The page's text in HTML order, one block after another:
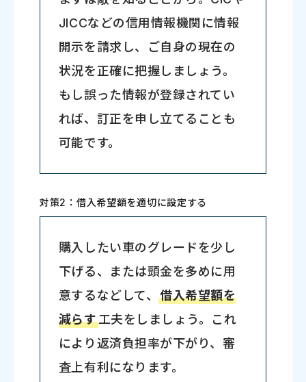
JICCなどの信用情報機関に情報
開示を請求し、ご自身の現在の
状況を正確に把握しましょう。
もし誤った情報が登録されてい
れば、訂正を申し立てることも
可能です。
対策2：借入希望額を適切に設定する
購入したい車のグレードを少し
下げる、または頭金を多めに用
意するなどして、借入希望額を
減らす工夫をしましょう。これ
により返済負担率が下がり、審
査上有利になります。